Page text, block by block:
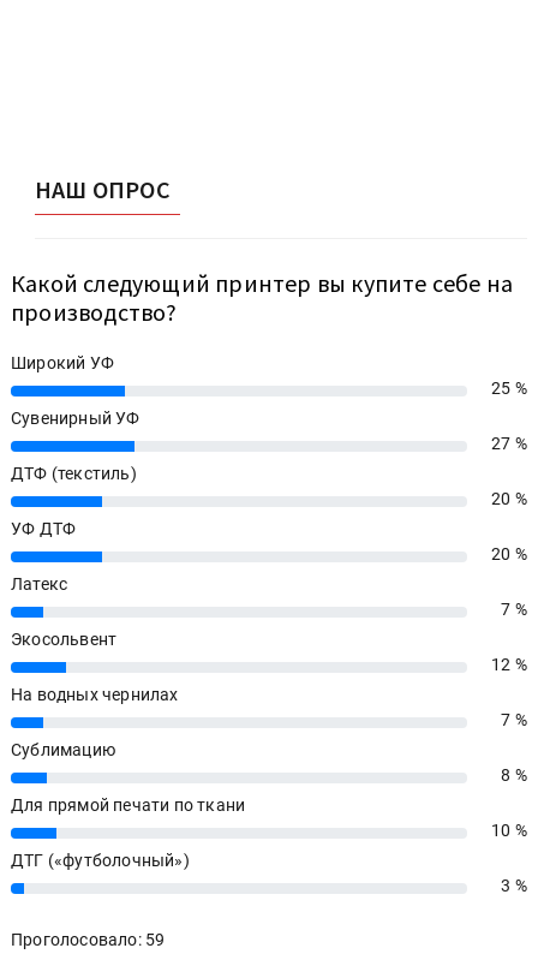
НАШ ОПРОС
Какой следующий принтер вы купите себе на
производство?
Широкий УФ
25%
25 %
Сувенирный УФ
27%
27 %
ДТФ (текстиль)
20%
20 %
УФ ДТФ
20%
20 %
Латекс
7%
7 %
Экосольвент
12%
12 %
На водных чернилах
7%
7 %
Сублимацию
8%
8 %
Для прямой печати по ткани
10%
10 %
ДТГ («футболочный»)
3% 3 %
Проголосовало: 59